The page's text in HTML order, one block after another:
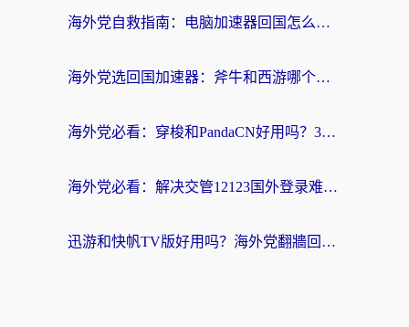
海外党自救指南：电脑加速器回国怎么选？轻松解决国内资源访问难题
海外党选回国加速器：斧牛和西游哪个好？附Windows免费试用&实用避坑指南
海外党必看：穿梭和PandaCN好用吗？3分钟选对回国加速器，无缝刷剧玩国服
海外党必看：解决交管12123国外登录难题，选对回国加速器就能无缝刷国内资源
迅游和快帆TV版好用吗？海外党翻牆回大陆选加速器的避坑指南